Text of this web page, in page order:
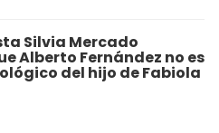
Silvia Mercado
Alberto Fernández no es
del hijo de Fabiola